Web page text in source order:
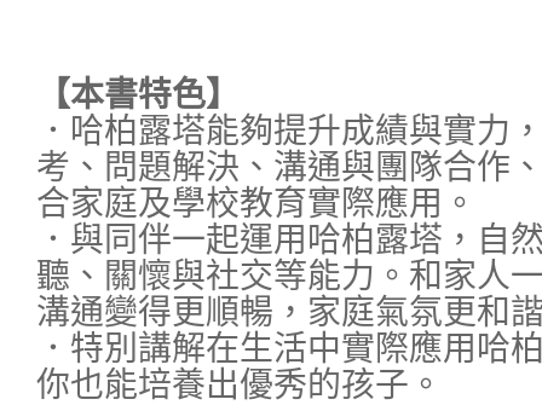
【本書特色】
．哈柏露塔能夠提升成績與實力
考、問題解決、溝通與團隊合作
合家庭及學校教育實際應用。
．與同伴一起運用哈柏露塔，自
聽、關懷與社交等能力。和家人
溝通變得更順暢，家庭氣氛更和
．特別講解在生活中實際應用哈
你也能培養出優秀的孩子。